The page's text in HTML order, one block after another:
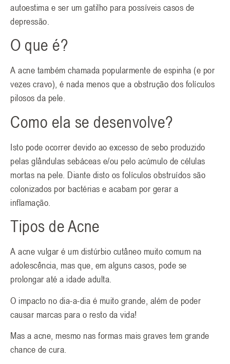
autoestima e ser um gatilho para possíveis casos de
depressão.
O que é?
A acne também chamada popularmente de espinha (e por
vezes cravo), é nada menos que a obstrução dos folículos
pilosos da pele.
Como ela se desenvolve?
Isto pode ocorrer devido ao excesso de sebo produzido
pelas glândulas sebáceas e/ou pelo acúmulo de células
mortas na pele. Diante disto os folículos obstruídos são
colonizados por bactérias e acabam por gerar a
inflamação.
Tipos de Acne
A acne vulgar é um distúrbio cutâneo muito comum na
adolescência, mas que, em alguns casos, pode se
prolongar até a idade adulta.
O impacto no dia-a-dia é muito grande, além de poder
causar marcas para o resto da vida!
Mas a acne, mesmo nas formas mais graves tem grande
chance de cura.